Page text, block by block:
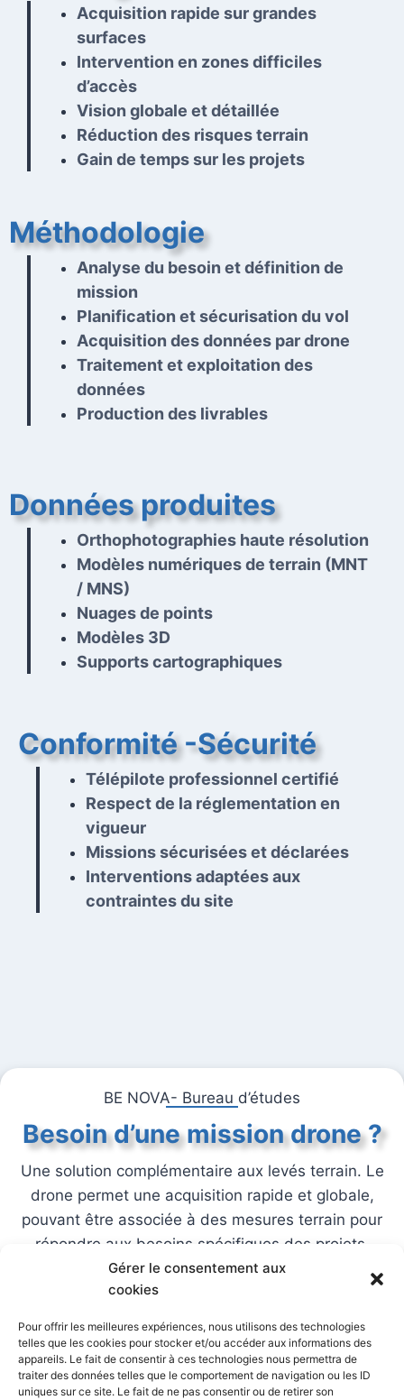
Gérer le consentement aux
cookies
Pour offrir les meilleures expériences, nous utilisons des technologies
telles que les cookies pour stocker et/ou accéder aux informations des
appareils. Le fait de consentir à ces technologies nous permettra de
traiter des données telles que le comportement de navigation ou les ID
uniques sur ce site. Le fait de ne pas consentir ou de retirer son
Acquisition rapide sur grandes
surfaces
Intervention en zones difficiles
d’accès
Vision globale et détaillée
Réduction des risques terrain
Gain de temps sur les projets
Méthodologie
Analyse du besoin et définition de
mission
Planification et sécurisation du vol
Acquisition des données par drone
Traitement et exploitation des
données
Production des livrables
Données produites
Orthophotographies haute résolution
Modèles numériques de terrain (MNT
/ MNS)
Nuages de points
Modèles 3D
Supports cartographiques
Conformité -Sécurité
Télépilote professionnel certifié
Respect de la réglementation en
vigueur
Missions sécurisées et déclarées
Interventions adaptées aux
contraintes du site
BE NOVA- Bureau d’études
Besoin d’une mission drone ?
Une solution complémentaire aux levés terrain. Le
drone permet une acquisition rapide et globale,
pouvant être associée à des mesures terrain pour
répondre aux besoins spécifiques des projets.
Nous contacter
Vous travaillez déjà avec nous ? Nous pouvons
probablement vous accompagner sur d’autres
aspects de votre projet.